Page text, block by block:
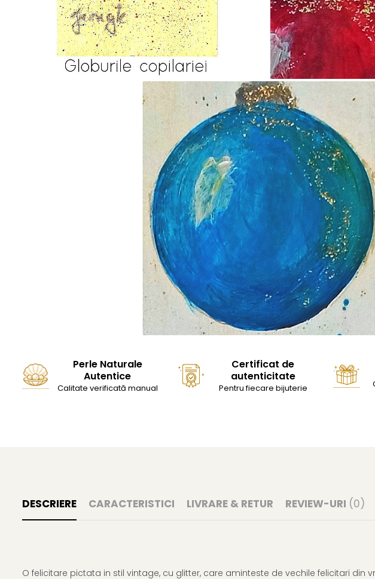
Seturi Perle cu Argint
Brățări cu Perle
Pandantive cu Perle
Brose cu Perle
Perle Naturale
Autentice
Calitate verificată manual
Certificat de
autenticitate
Pentru fiecare bijuterie
DESCRIERE CARACTERISTICI LIVRARE & RETUR REVIEW-URI (0)
O felicitare pictata in stil vintage, cu glitter, care aminteste de vechile felicitari